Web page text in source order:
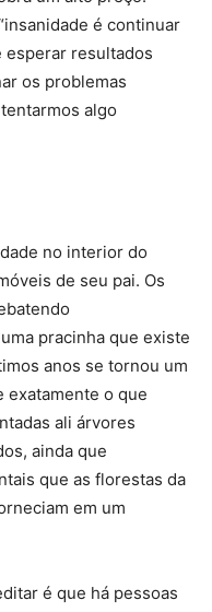
é continuar
esperar resultados
os problemas
algo
no interior do
de seu pai. Os
pracinha que existe
anos se tornou um
exatamente o que
ali árvores
ainda que
que as florestas da
em um
é que há pessoas